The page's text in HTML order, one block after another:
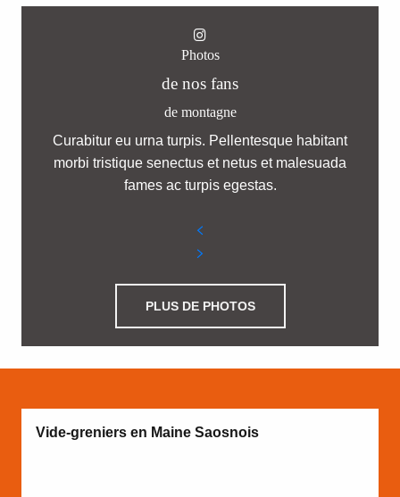
Photos
de nos fans
de montagne
Curabitur eu urna turpis. Pellentesque habitant
morbi tristique senectus et netus et malesuada
fames ac turpis egestas.
PLUS DE PHOTOS
Vide-greniers en Maine Saosnois